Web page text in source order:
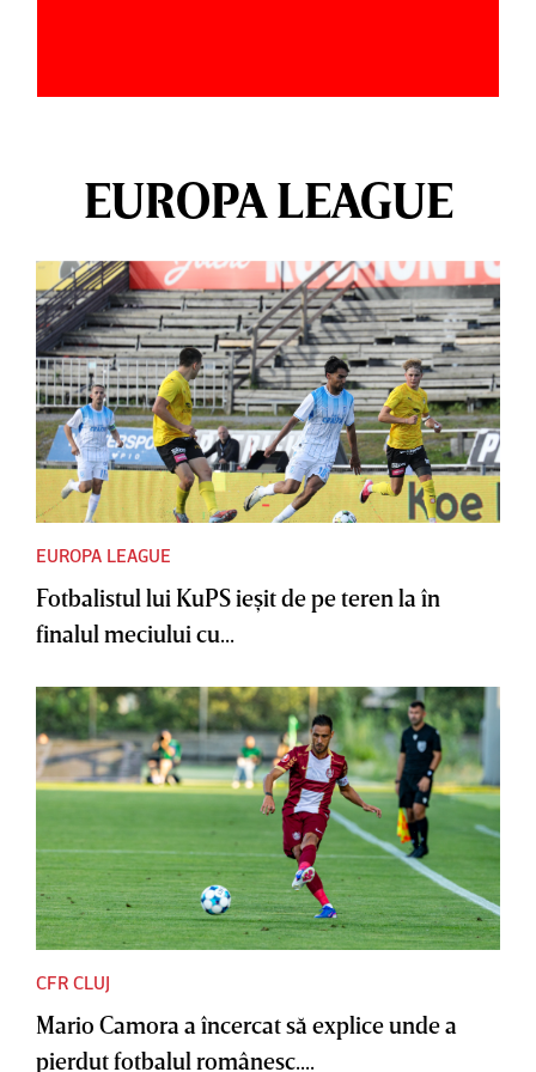
EUROPA LEAGUE
EUROPA LEAGUE
Fotbalistul lui KuPS ieşit de pe teren la în
finalul meciului cu...
CFR CLUJ
Mario Camora a încercat să explice unde a
pierdut fotbalul românesc....